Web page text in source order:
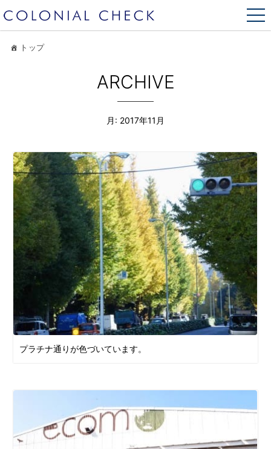
トップ
ARCHIVE
月: 2017年11月
プラチナ通りが色づいています。